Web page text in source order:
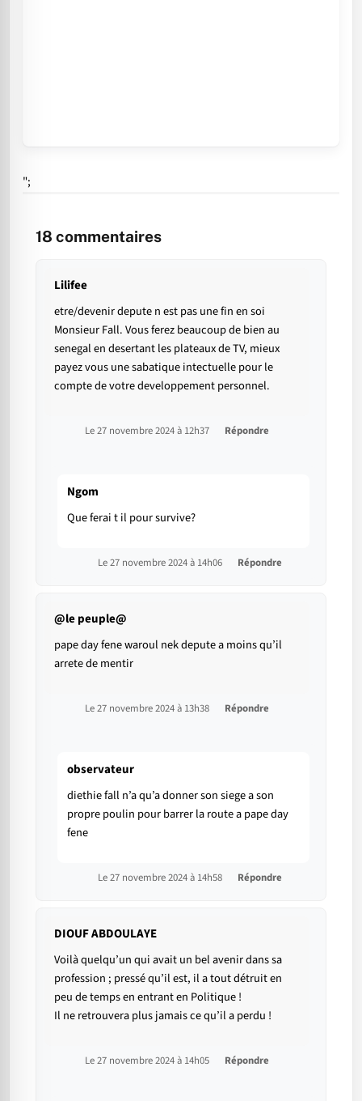
";
18 commentaires
Lilifee
etre/devenir depute n est pas une fin en soi
Monsieur Fall. Vous ferez beaucoup de bien au
senegal en desertant les plateaux de TV, mieux
payez vous une sabatique intectuelle pour le
compte de votre developpement personnel.
Le 27 novembre 2024 à 12h37 Répondre
Ngom
Que ferai t il pour survive?
Le 27 novembre 2024 à 14h06 Répondre
@le peuple@
pape day fene waroul nek depute a moins qu’il
arrete de mentir
Le 27 novembre 2024 à 13h38 Répondre
observateur
diethie fall n’a qu’a donner son siege a son
propre poulin pour barrer la route a pape day
fene
Le 27 novembre 2024 à 14h58 Répondre
DIOUF ABDOULAYE
Voilà quelqu’un qui avait un bel avenir dans sa
profession ; pressé qu’il est, il a tout détruit en
peu de temps en entrant en Politique !
Il ne retrouvera plus jamais ce qu’il a perdu !
Le 27 novembre 2024 à 14h05 Répondre